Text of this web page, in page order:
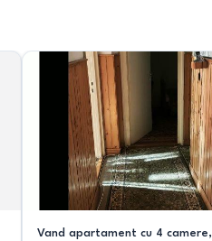
Vand apartament cu 4 camere,